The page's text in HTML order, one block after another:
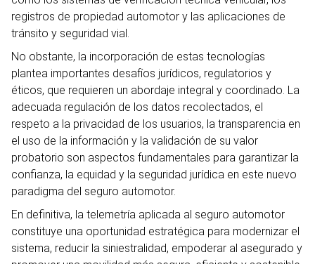
registros de propiedad automotor y las aplicaciones de
tránsito y seguridad vial.
No obstante, la incorporación de estas tecnologías
plantea importantes desafíos jurídicos, regulatorios y
éticos, que requieren un abordaje integral y coordinado. La
adecuada regulación de los datos recolectados, el
respeto a la privacidad de los usuarios, la transparencia en
el uso de la información y la validación de su valor
probatorio son aspectos fundamentales para garantizar la
confianza, la equidad y la seguridad jurídica en este nuevo
paradigma del seguro automotor.
En definitiva, la telemetría aplicada al seguro automotor
constituye una oportunidad estratégica para modernizar el
sistema, reducir la siniestralidad, empoderar al asegurado y